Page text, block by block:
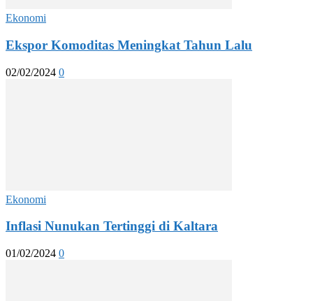
Ekonomi
Ekspor Komoditas Meningkat Tahun Lalu
02/02/2024 0
Ekonomi
Inflasi Nunukan Tertinggi di Kaltara
01/02/2024 0